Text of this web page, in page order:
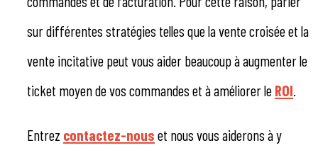
sur différentes stratégies telles que la vente croisée et la
vente incitative peut vous aider beaucoup à augmenter le
ticket moyen de vos commandes et à améliorer le ROI.
Entrez contactez-nous et nous vous aiderons à y